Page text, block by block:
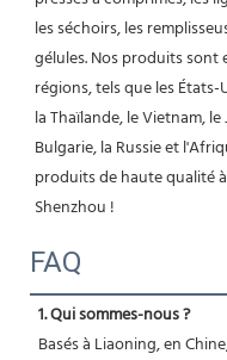
les séchoirs, les
gélules. Nos produits
régions, tels que les États-
la Thaïlande, le Vietnam,
Bulgarie, la Russie et
produits de haute qualité
Shenzhou !
FAQ
1. Qui sommes-nous ?